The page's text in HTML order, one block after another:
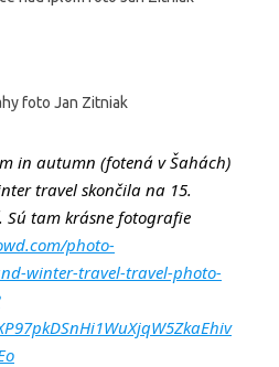
in autumn (fotená v Šahách)
travel skončila na 15.
Sú tam krásne fotografie
photo-
winter-travel-travel-photo-